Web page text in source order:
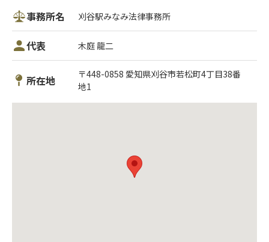
事務所名 刈谷駅みなみ法律事務所
代表 木庭 龍二
所在地
〒448-0858 愛知県刈谷市若松町4丁目38番
地1